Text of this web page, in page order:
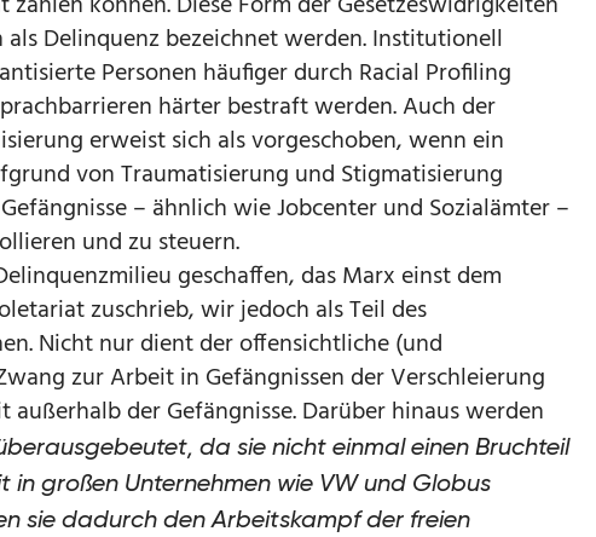
Delinquenz bezeichnet werden. Institutionell
Personen häufiger durch Racial Profiling
härter bestraft werden. Auch der
erweist sich als vorgeschoben, wenn ein
von Traumatisierung und Stigmatisierung
– ähnlich wie Jobcenter und Sozialämter –
und zu steuern.
geschaffen, das Marx einst dem
zuschrieb, wir jedoch als Teil des
Nicht nur dient der offensichtliche (und
zur Arbeit in Gefängnissen der Verschleierung
der Gefängnisse. Darüber hinaus werden
da sie nicht einmal einen Bruchteil
in großen Unternehmen wie VW und Globus
sie dadurch den Arbeitskampf der freien